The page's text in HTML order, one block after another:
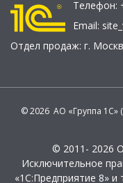
Телефон:
Email:
Отдел продаж: г.
© 2026 АО «Группа 1С»
© 2011- 2026
Исключительное
«1С:Предприятие 8»